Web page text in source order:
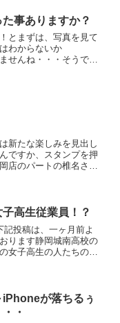
事ありますか？
とまずは、写真を見て
わからないか
せんね・・・そうで
新たな楽しみを見出し
ですか、スタンプを押
店のパートの椎名さん
高生従業員！？
記投稿は、一ヶ月前よ
ります静岡城南高校の
女子高生の人たちの投
！！... が落ちるぅ
・